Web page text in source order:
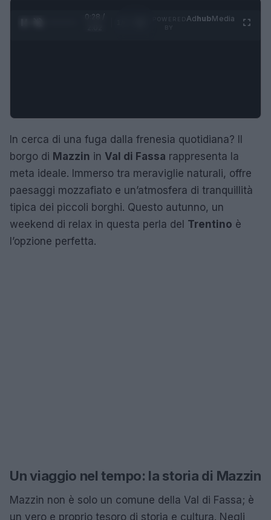
0:29 /
AdhubMedia
In cerca di una fuga dalla frenesia quotidiana? Il
borgo di Mazzin in Val di Fassa rappresenta la
meta ideale. Immerso tra meraviglie naturali, offre
paesaggi mozzafiato e un’atmosfera di tranquillità
tipica dei piccoli borghi. Questo autunno, un
weekend di relax in questa perla del Trentino è
l’opzione perfetta.
Un viaggio nel tempo: la storia di Mazzin
Mazzin non è solo un comune della Val di Fassa; è
un vero e proprio tesoro di storia e cultura. Negli